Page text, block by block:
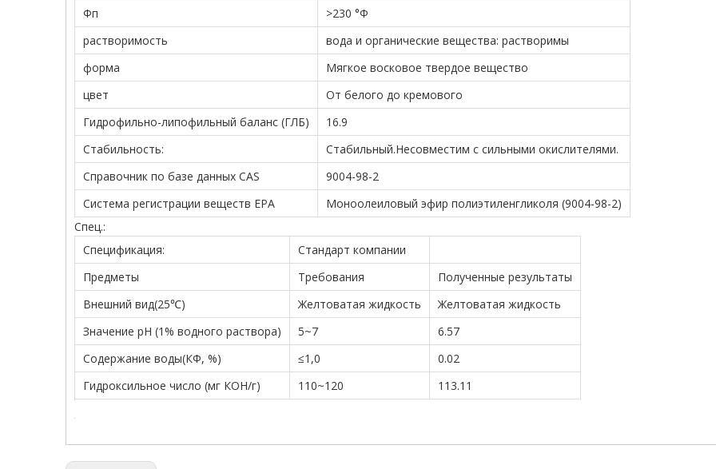
Фп
>230 °Ф
растворимость
вода и органические вещества: растворимы
форма
Мягкое восковое твердое вещество
цвет
От белого до кремового
Гидрофильно-липофильный баланс (ГЛБ)
16.9
Стабильность:
Стабильный.Несовместим с сильными окислителями.
Справочник по базе данных CAS
9004-98-2
Система регистрации веществ EPA
Моноолеиловый эфир полиэтиленгликоля (9004-98-2)
Спец.:
Спецификация:
Стандарт компании
Предметы
Требования
Полученные результаты
Внешний вид(25℃)
Желтоватая жидкость
Желтоватая жидкость
Значение pH (1% водного раствора)
5~7
6.57
Содержание воды(КФ, %)
≤1,0
0.02
Гидроксильное число (мг КОН/г)
110~120 113.11